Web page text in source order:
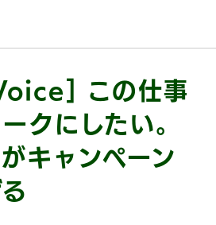
この仕事
クにしたい。
キャンペーン